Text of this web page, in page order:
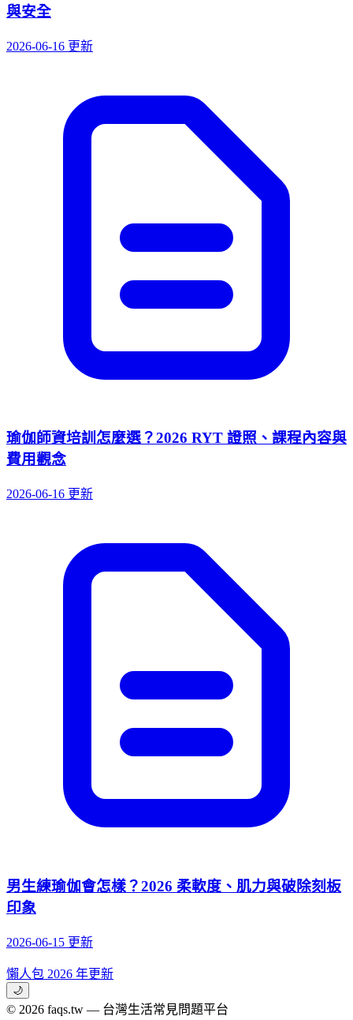
與安全
2026-06-16 更新
瑜伽師資培訓怎麼選？2026 RYT 證照、課程內容與
費用觀念
2026-06-16 更新
男生練瑜伽會怎樣？2026 柔軟度、肌力與破除刻板
印象
2026-06-15 更新
懶人包 2026 年更新
🌙
© 2026 faqs.tw — 台灣生活常見問題平台